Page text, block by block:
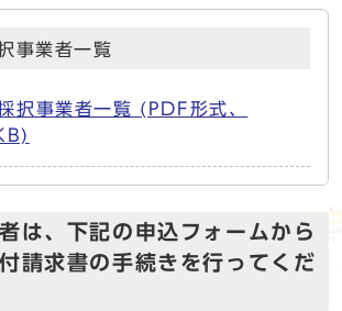
事業者一覧
択事業者一覧 (PDF形式、
は、下記の申込フォームから
請求書の手続きを行ってくだ